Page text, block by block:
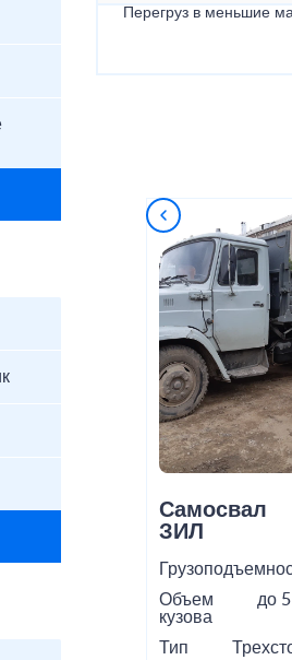
Перегруз в меньшие
Самосвал
ЗИЛ
Объем
кузова
до
Тип